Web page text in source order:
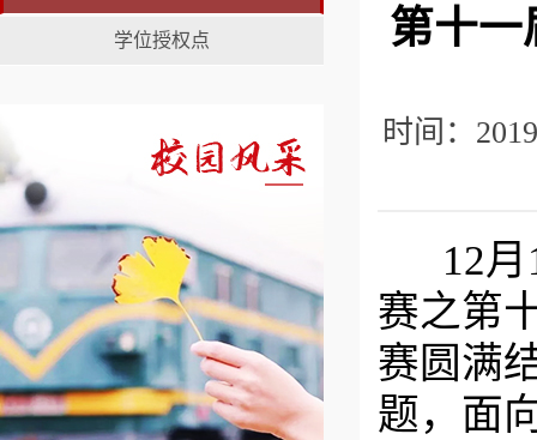
学位授权点 第十一
时间：
12月
赛之第
赛圆满
题，面